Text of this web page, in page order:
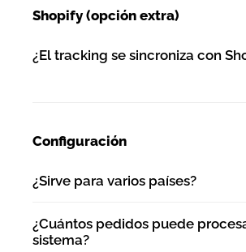
Shopify (opción extra)
¿El tracking se sincroniza con
Configuración
¿Sirve para varios países?
¿Cuántos pedidos puede
sistema?